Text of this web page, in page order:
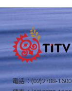
電話：(02)2788-1600